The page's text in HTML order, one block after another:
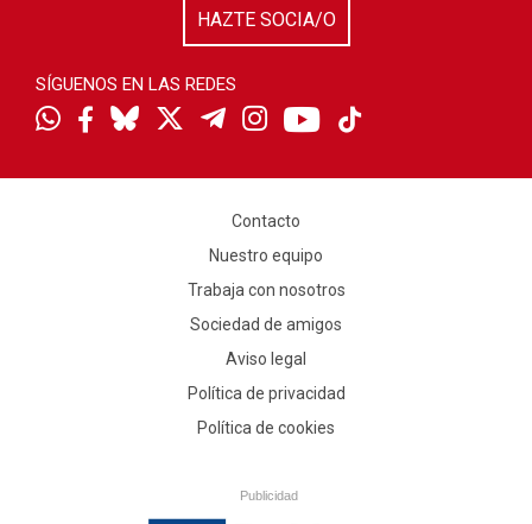
HAZTE SOCIA/O
SÍGUENOS EN LAS REDES
Contacto
Nuestro equipo
Trabaja con nosotros
Sociedad de amigos
Aviso legal
Política de privacidad
Política de cookies
Publicidad